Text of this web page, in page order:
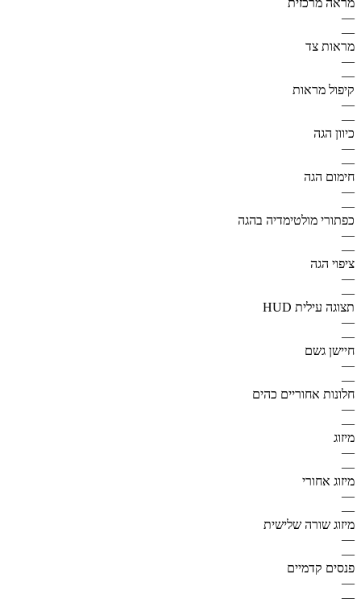
—
—
מראות צד
—
—
קיפול מראות
—
—
כיוון הגה
—
—
חימום הגה
—
—
כפתורי מולטימדיה בהגה
—
—
ציפוי הגה
—
—
תצוגה עילית HUD
—
—
חיישן גשם
—
—
חלונות אחוריים כהים
—
—
מיזוג
—
—
מיזוג אחורי
—
—
מיזוג שורה שלישית
—
—
פנסים קדמיים
—
—